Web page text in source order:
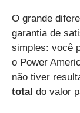
O grande
garantia de
simples: você
o Power
não tiver
total do valor